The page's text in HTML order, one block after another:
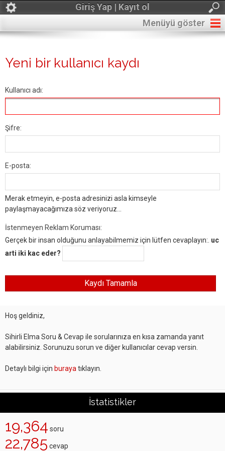
Giriş Yap | Kayıt ol
Menüyü göster
Yeni bir kullanıcı kaydı
Kullanıcı adı:
Şifre:
E-posta:
Merak etmeyin, e-posta adresinizi asla kimseyle
paylaşmayacağımıza söz veriyoruz...
İstenmeyen Reklam Koruması:
Gerçek bir insan olduğunu anlayabilmemiz için lütfen cevaplayın:. uc
arti iki kac eder?
Hoş geldiniz,
Sihirli Elma Soru & Cevap ile sorularınıza en kısa zamanda yanıt
alabilirsiniz. Sorunuzu sorun ve diğer kullanıcılar cevap versin.
Detaylı bilgi için buraya tıklayın.
İstatistikler
19,364 soru
22,785 cevap